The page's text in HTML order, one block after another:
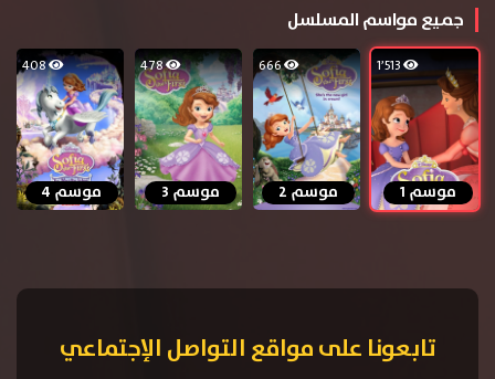
جميع مواسم المسلسل
موسم 1
666
موسم 2
478
موسم 3
408
موسم 4
تابعونا على مواقع التواصل الإجتماعي